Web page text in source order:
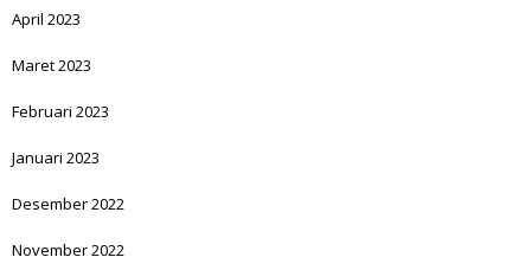
April 2023
Maret 2023
Februari 2023
Januari 2023
Desember 2022
November 2022